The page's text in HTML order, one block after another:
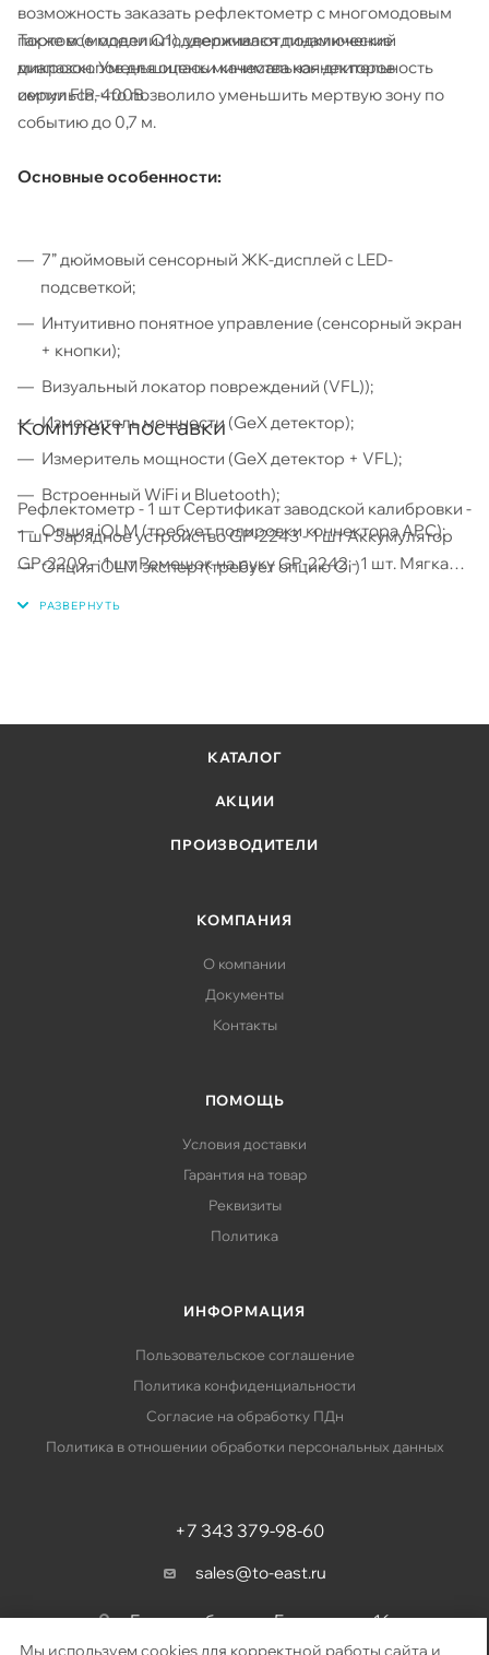
Мы используем cookies для корректной работы сайта и
возможность заказать рефлектометр с многомодовым
портом (модели Q1), увеличился динамический
диапазон. Уменьшилась минимальная длительность
импульса, что позволило уменьшить мертвую зону по
событию до 0,7 м.
Также все модели поддерживают подключение
микроскопов для оценки качества коннекторов
серии FIP-400B.
Основные особенности:
7” дюймовый cенсорный ЖК-дисплей с LED-
подсветкой;
Интуитивно понятное управление (сенсорный экран
+ кнопки);
Визуальный локатор повреждений (VFL));
Измеритель мощности (GeX детектор);
Измеритель мощности (GeX детектор + VFL);
Встроенный WiFi и Bluetooth);
Опция iOLM (требует полировки коннектора APC);
Опция iOLM эксперт(требует опцию Oi )
Комплект поставки
Рефлектометр - 1 шт Сертификат заводской калибровки -
1 шт Зарядное устройство GP-2243 - 1 шт Аккумулятор
GP-2209 – 1 шт Ремешок на руку GP-2242 - 1 шт. Мягкая
КАТАЛОГ
АКЦИИ
ПРОИЗВОДИТЕЛИ
КОМПАНИЯ
О компании
Документы
Контакты
ПОМОЩЬ
Условия доставки
Гарантия на товар
Реквизиты
Политика
ИНФОРМАЦИЯ
Пользовательское соглашение
Политика конфиденциальности
Согласие на обработку ПДн
Политика в отношении обработки персональных данных
+7 343 379-98-60
sales@to-east.ru
Екатеринбург, ул. Барвинка, д. 16